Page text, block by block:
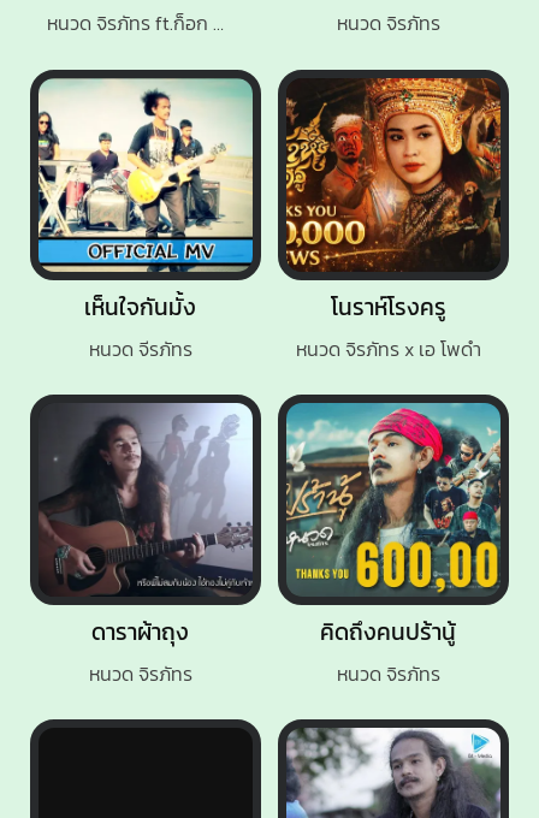
เห็นใจกันมั้ง
หนวด จีรภัทร
ดาราผ้าถุง
หนวด จิรภัทร
หนวด จิรภัทร ft.ก็อก กิจติเดช หนวด จิรภัทร
โนราห์โรงครู
หนวด จิรภัทร x เอ โพดำ
คิดถึงคนปร้านู้
หนวด จิรภัทร